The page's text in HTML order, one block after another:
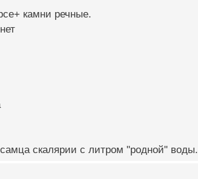
камни речные.
скалярии с литром "родной" воды.